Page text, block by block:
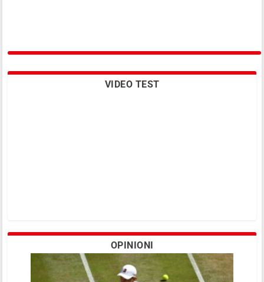
VIDEO TEST
OPINIONI